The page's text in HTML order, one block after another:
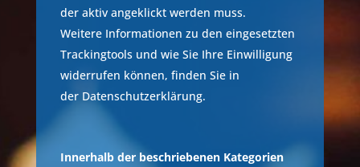
der aktiv angeklickt werden muss.
Weitere Informationen zu den eingesetzten
Trackingtools und wie Sie Ihre Einwilligung
widerrufen können, finden Sie in
der Datenschutzerklärung.
Innerhalb der beschriebenen Kategorien